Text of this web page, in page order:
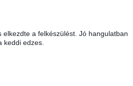
elkezdte a felkészülést. Jó hangulatban
keddi edzes.